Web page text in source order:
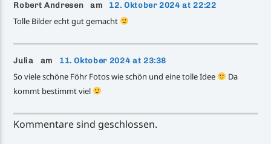
Robert Andresen am 12. Oktober 2024 at 22:22
Tolle Bilder echt gut gemacht
Julia am 11. Oktober 2024 at 23:38
So viele schöne Föhr Fotos wie schön und eine tolle Idee
Da
kommt bestimmt viel
Kommentare sind geschlossen.